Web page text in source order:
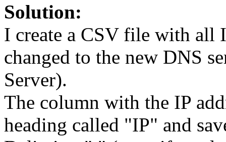
Solution:
I create a CSV file with all
changed to the new DNS
Server).
The column with the IP
heading called "IP" and